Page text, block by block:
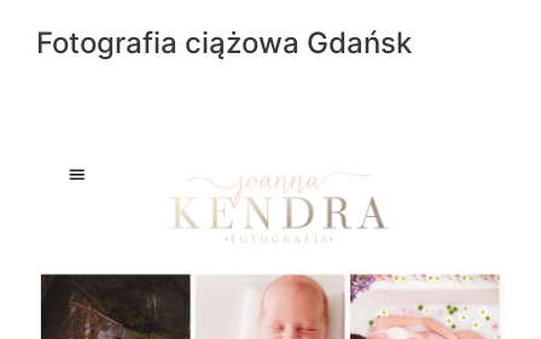
Fotografia ciążowa Gdańsk